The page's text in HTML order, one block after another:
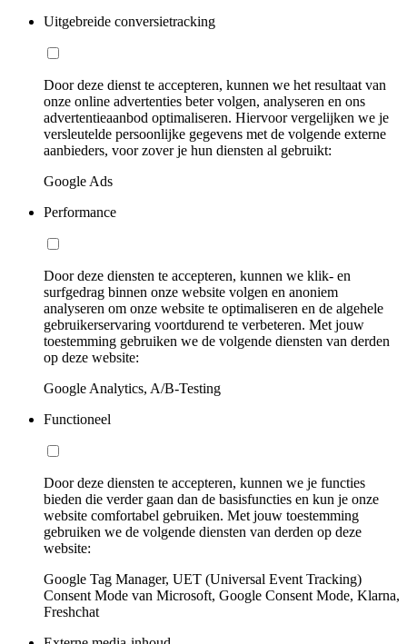
Uitgebreide conversietracking
Door deze dienst te accepteren, kunnen we het resultaat van
onze online advertenties beter volgen, analyseren en ons
advertentieaanbod optimaliseren. Hiervoor vergelijken we je
versleutelde persoonlijke gegevens met de volgende externe
aanbieders, voor zover je hun diensten al gebruikt:
Google Ads
Performance
Door deze diensten te accepteren, kunnen we klik- en
surfgedrag binnen onze website volgen en anoniem
analyseren om onze website te optimaliseren en de algehele
gebruikerservaring voortdurend te verbeteren. Met jouw
toestemming gebruiken we de volgende diensten van derden
op deze website:
Google Analytics, A/B-Testing
Functioneel
Door deze diensten te accepteren, kunnen we je functies
bieden die verder gaan dan de basisfuncties en kun je onze
website comfortabel gebruiken. Met jouw toestemming
gebruiken we de volgende diensten van derden op deze
website:
Google Tag Manager, UET (Universal Event Tracking)
Consent Mode van Microsoft, Google Consent Mode, Klarna,
Freshchat